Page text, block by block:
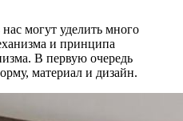
могут уделить много
и принципа
В первую очередь
материал и дизайн.